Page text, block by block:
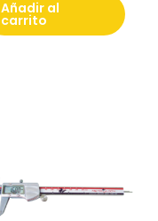
Añadir al
carrito